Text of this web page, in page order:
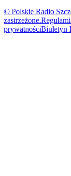
© Polskie Radio
zastrzeżone.
prywatnościBiuletyn